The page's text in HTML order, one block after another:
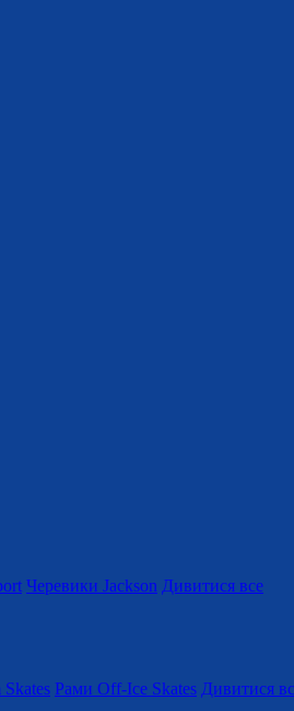
Черевики Jackson Дивитися все
Рами Off-Ice Skates Дивитися